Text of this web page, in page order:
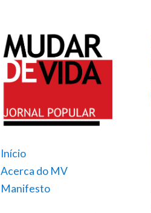
Início
Acerca do MV
Manifesto